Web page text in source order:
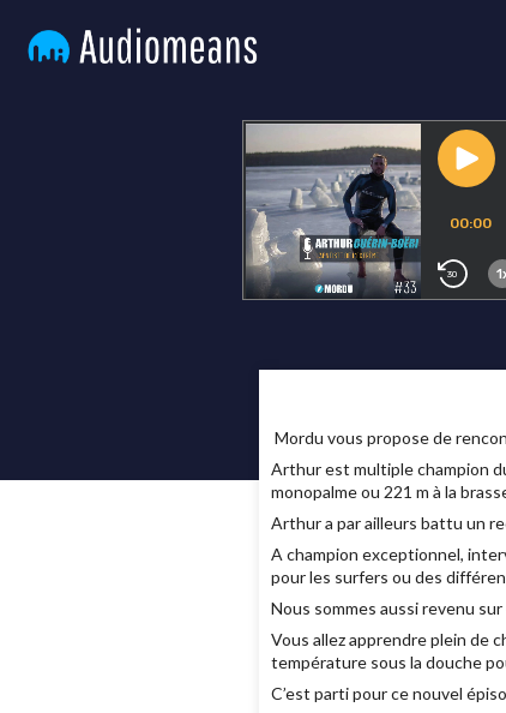
Mordu vous propose de
Arthur est multiple champion
monopalme ou 221 m à la
Arthur a par ailleurs battu un
A champion exceptionnel,
pour les surfers ou des
Nous sommes aussi revenu
Vous allez apprendre plein de
température sous la douche
C’est parti pour ce nouvel